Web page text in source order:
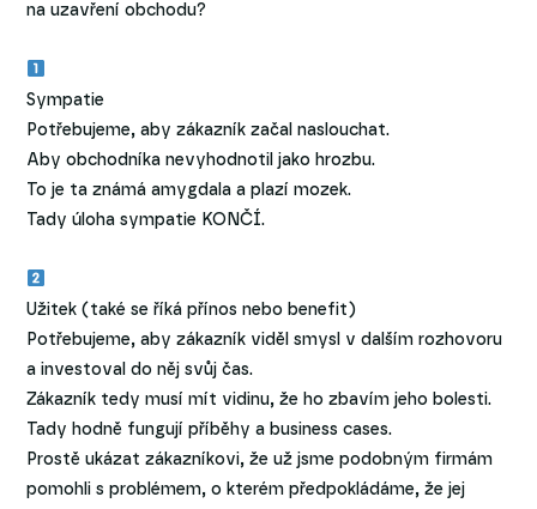
na uzavření obchodu?
Sympatie
Potřebujeme, aby zákazník začal naslouchat.
Aby obchodníka nevyhodnotil jako hrozbu.
To je ta známá amygdala a plazí mozek.
Tady úloha sympatie KONČÍ.
Užitek (také se říká přínos nebo benefit)
Potřebujeme, aby zákazník viděl smysl v dalším rozhovoru
a investoval do něj svůj čas.
Zákazník tedy musí mít vidinu, že ho zbavím jeho bolesti.
Tady hodně fungují příběhy a business cases.
Prostě ukázat zákazníkovi, že už jsme podobným firmám
pomohli s problémem, o kterém předpokládáme, že jej